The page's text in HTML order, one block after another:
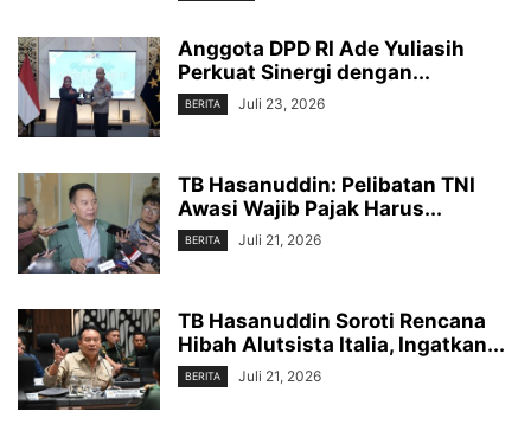
Anggota DPD RI Ade Yuliasih
Perkuat Sinergi dengan...
BERITA Juli 23, 2026
TB Hasanuddin: Pelibatan TNI
Awasi Wajib Pajak Harus...
BERITA Juli 21, 2026
TB Hasanuddin Soroti Rencana
Hibah Alutsista Italia, Ingatkan...
BERITA Juli 21, 2026